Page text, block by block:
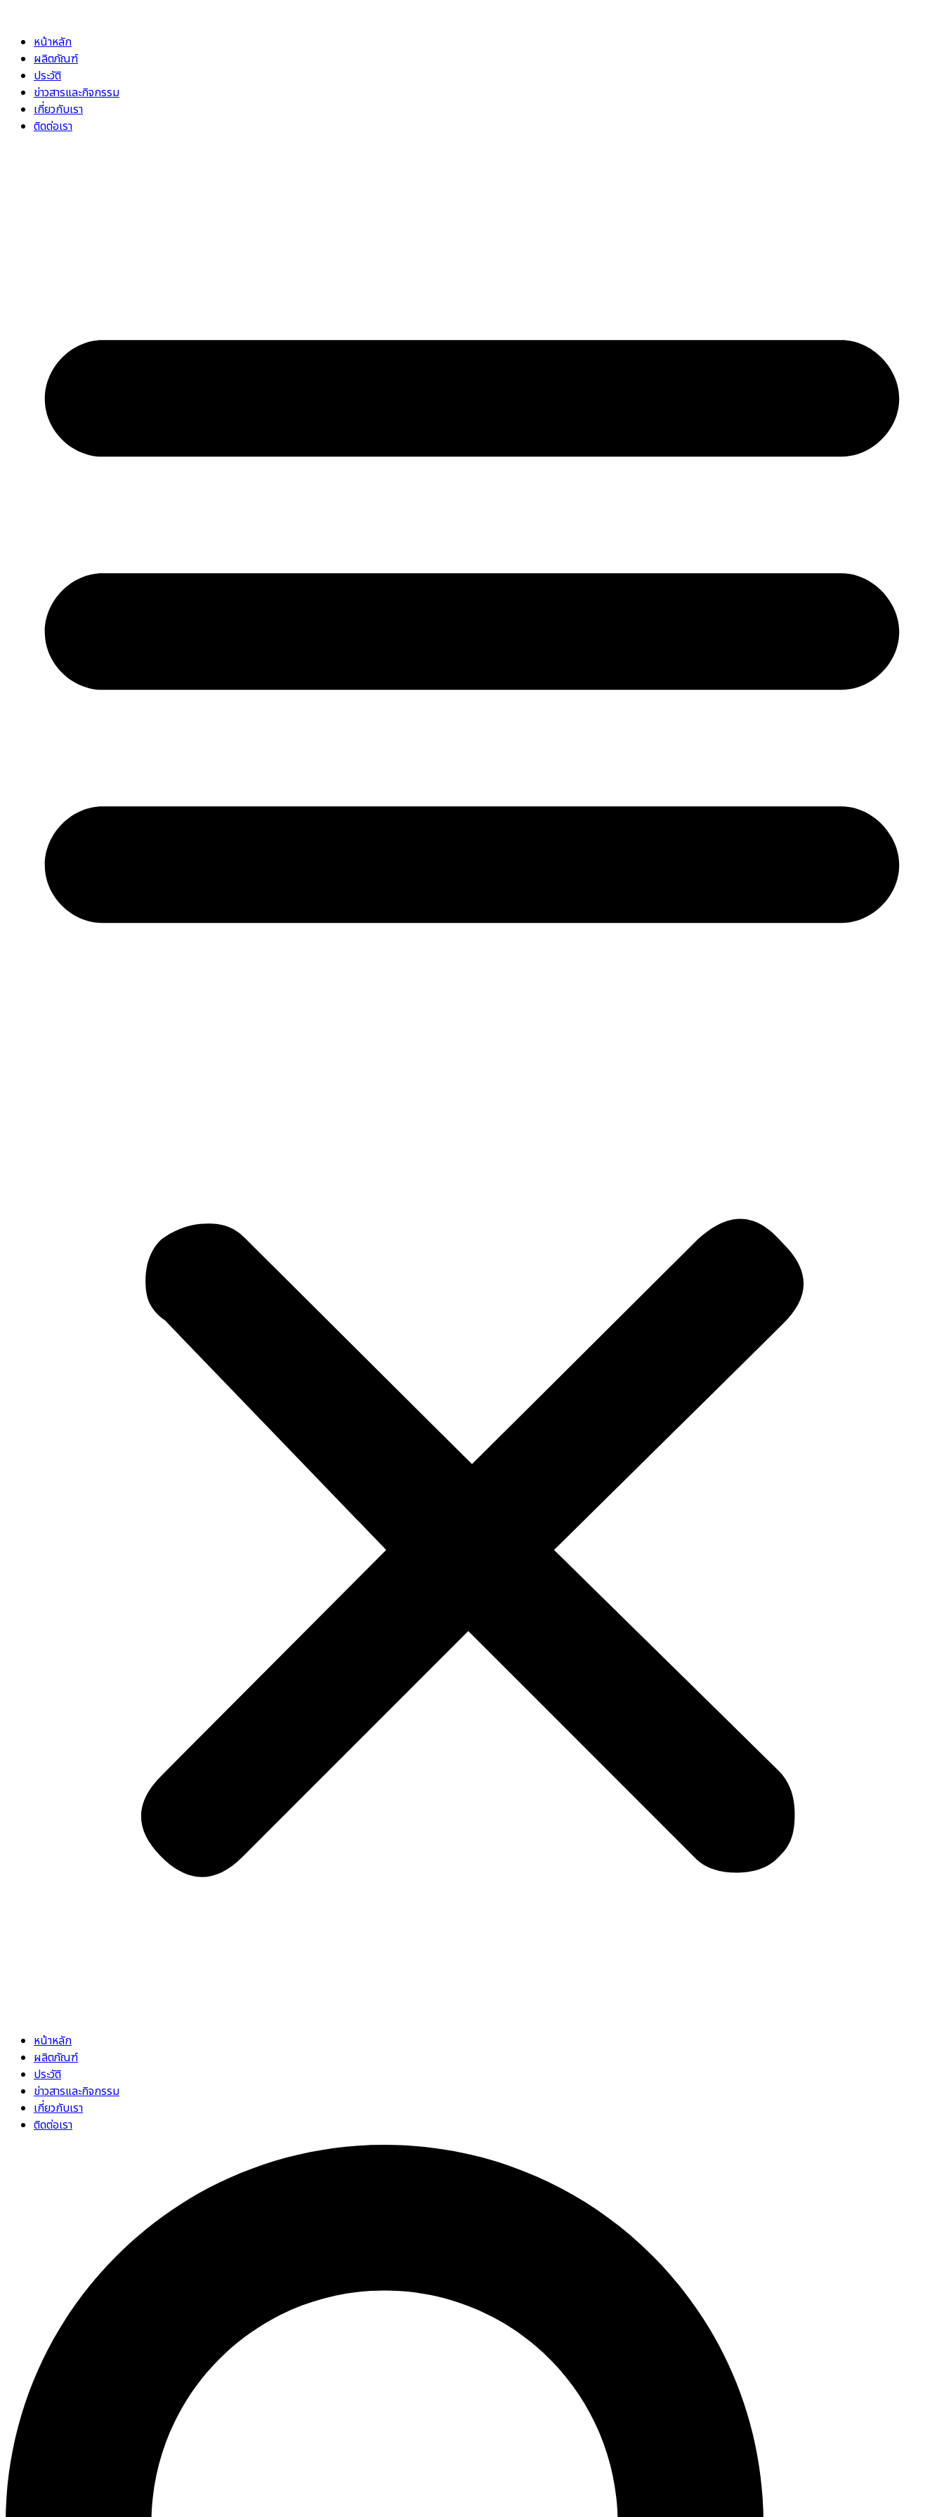
contentหน้าหลัก
ผลิตภัณฑ์
ประวัติ
ข่าวสารและกิจกรรม
เกี่ยวกับเรา
ติดต่อเรา
หน้าหลัก
ผลิตภัณฑ์
ประวัติ
ข่าวสารและกิจกรรม
เกี่ยวกับเรา
ติดต่อเรา